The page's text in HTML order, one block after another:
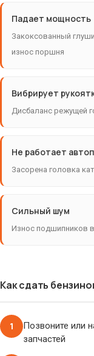
Падает мощность
Закоксованный
износ поршня
Вибрирует
Дисбаланс режущей
Не работает
Засорена головка
Сильный шум
Износ подшипников
Как сдать
1
Позвоните или
запчастей